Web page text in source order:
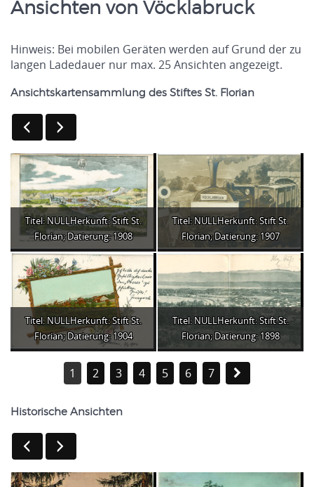
Ansichten von Vöcklabruck
Hinweis: Bei mobilen Geräten werden auf Grund der zu
langen Ladedauer nur max. 25 Ansichten angezeigt.
Ansichtskartensammlung des Stiftes St. Florian
Titel: NULLHerkunft: Stift St.
Florian; Datierung: 1908
Titel: NULLHerkunft: Stift St.
Florian; Datierung: 1907
Titel: NULLHerkunft: Stift St.
Florian; Datierung: 1904
Titel: NULLHerkunft: Stift St.
Florian; Datierung: 1898
1 2 3 4 5 6 7
Historische Ansichten